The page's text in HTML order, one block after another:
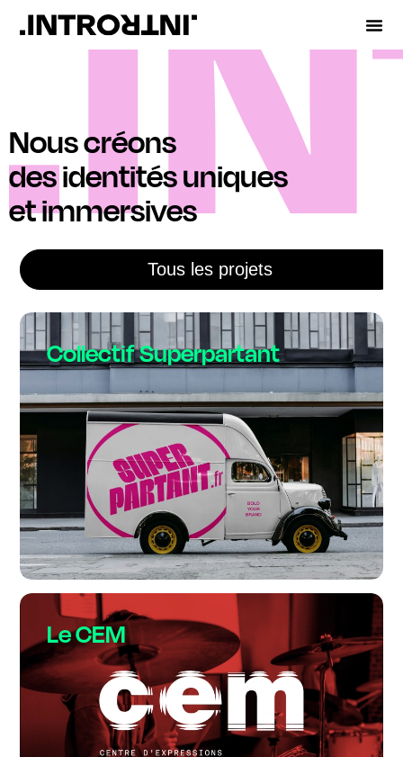
Nous créons
des identités uniques
et immersives
Tous les projets
Collectif Superpartant
Le CEM